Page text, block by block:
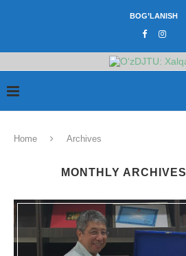
BOG’LANISH
Home Archives
MONTHLY ARCHIVES